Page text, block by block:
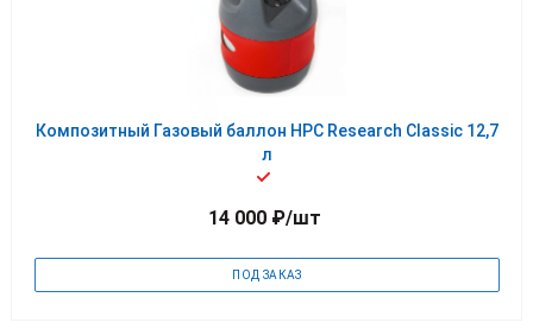
Композитный Газовый баллон HPC Research Classic 12,7
л
14 000 ₽/шт
ПОД ЗАКАЗ